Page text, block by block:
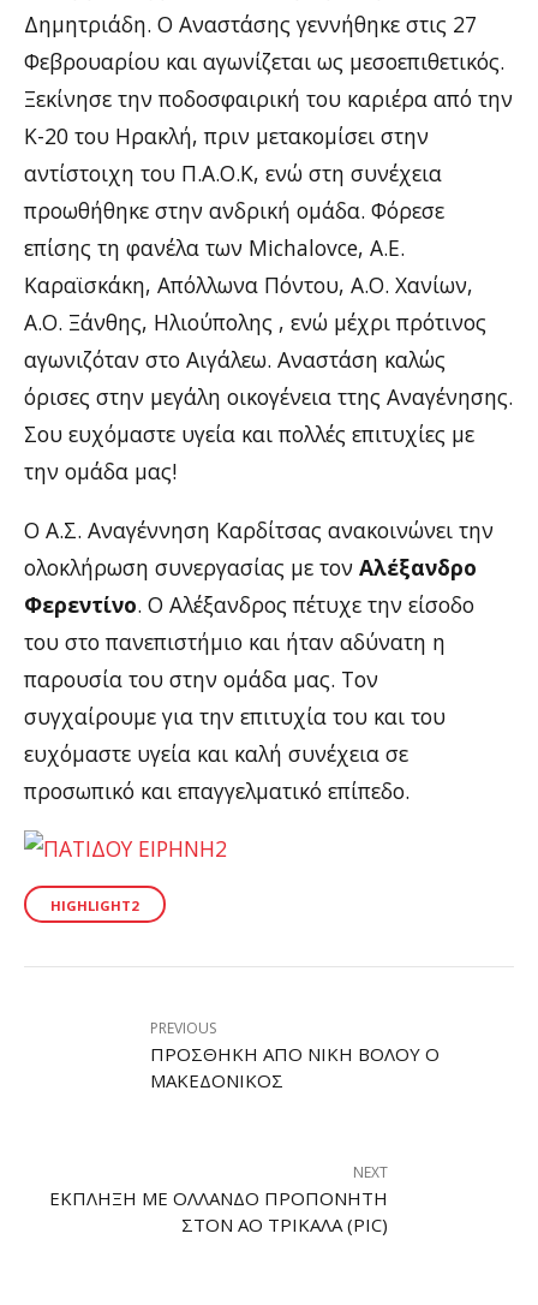
Δημητριάδη. Ο Αναστάσης γεννήθηκε στις 27
Φεβρουαρίου και αγωνίζεται ως μεσοεπιθετικός.
Ξεκίνησε την ποδοσφαιρική του καριέρα από την
Κ-20 του Ηρακλή, πριν μετακομίσει στην
αντίστοιχη του Π.Α.Ο.Κ, ενώ στη συνέχεια
προωθήθηκε στην ανδρική ομάδα. Φόρεσε
επίσης τη φανέλα των Michalovce, Α.Ε.
Καραϊσκάκη, Απόλλωνα Πόντου, Α.Ο. Χανίων,
Α.Ο. Ξάνθης, Ηλιούπολης , ενώ μέχρι πρότινος
αγωνιζόταν στο Αιγάλεω. Αναστάση καλώς
όρισες στην μεγάλη οικογένεια ττης Αναγένησης.
Σου ευχόμαστε υγεία και πολλές επιτυχίες με
την ομάδα μας!
Ο Α.Σ. Αναγέννηση Καρδίτσας ανακοινώνει την
ολοκλήρωση συνεργασίας με τον Αλέξανδρο
Φερεντίνο. Ο Αλέξανδρος πέτυχε την είσοδο
του στο πανεπιστήμιο και ήταν αδύνατη η
παρουσία του στην ομάδα μας. Τον
συγχαίρουμε για την επιτυχία του και του
ευχόμαστε υγεία και καλή συνέχεια σε
προσωπικό και επαγγελματικό επίπεδο.
HIGHLIGHT2
PREVIOUS
ΠΡΟΣΘΉΚΗ ΑΠΌ ΝΊΚΗ ΒΌΛΟΥ Ο
ΜΑΚΕΔΟΝΙΚΌΣ
NEXT
ΈΚΠΛΗΞΗ ΜΕ ΟΛΛΑΝΔΌ ΠΡΟΠΟΝΗΤΉ
ΣΤΟΝ ΑΟ ΤΡΊΚΑΛΑ (PIC)